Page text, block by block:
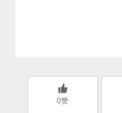
0赞